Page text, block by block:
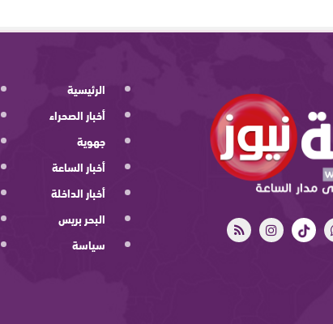
الرئيسية
أخبار الصحراء
جهوية
أخبار الساعة
أخبار الداخلة
البحر بريس
سياسة